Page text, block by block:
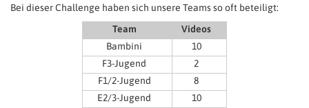
Bei dieser Challenge haben sich unsere Teams so oft beteiligt:
Team
Videos
Bambini
10
F3-Jugend
2
F1/2-Jugend
8
E2/3-Jugend
10